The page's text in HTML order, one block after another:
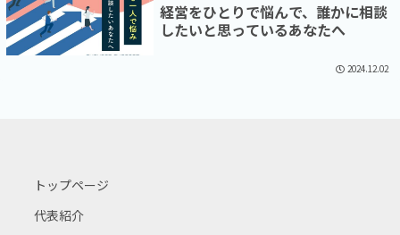
経営をひとりで悩んで、誰かに相談
したいと思っているあなたへ
2024.12.02
トップページ
代表紹介